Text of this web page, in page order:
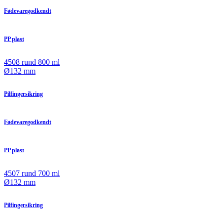
Fødevaregodkendt
PP plast
4508 rund 800 ml
Ø132 mm
Pilfingersikring
Fødevaregodkendt
PP plast
4507 rund 700 ml
Ø132 mm
Pilfingersikring